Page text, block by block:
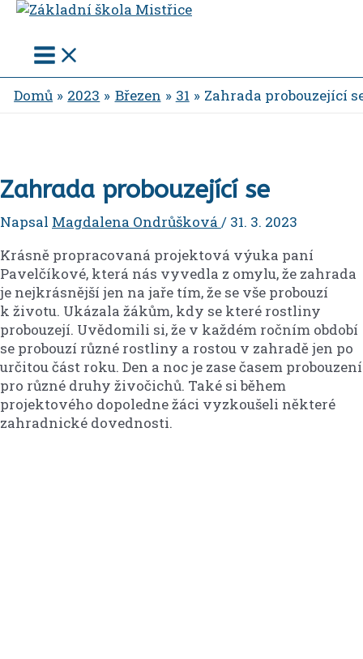
Přeskočit
obsah
Main
Menu
Domů 2023 Březen 31 Zahrada probouzející
Zahrada probouzející se
Napsal Magdalena Ondrůšková / 31. 3. 2023
Krásně propracovaná projektová výuka paní
Pavelčíkové, která nás vyvedla z omylu, že zahrada
je nejkrásnější jen na jaře tím, že se vše probouzí
k životu. Ukázala žákům, kdy se které rostliny
probouzejí. Uvědomili si, že v každém ročním období
se probouzí různé rostliny a rostou v zahradě jen po
určitou část roku. Den a noc je zase časem probouzení
pro různé druhy živočichů. Také si během
projektového dopoledne žáci vyzkoušeli některé
zahradnické dovednosti.